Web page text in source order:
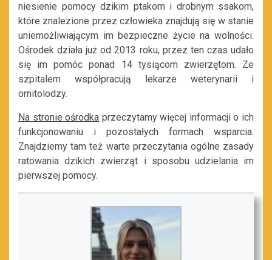
niesienie pomocy dzikim ptakom i drobnym ssakom,
które znalezione przez człowieka znajdują się w stanie
uniemożliwiającym im bezpieczne życie na wolności.
Ośrodek działa już od 2013 roku, przez ten czas udało
się im pomóc ponad 14 tysiącom zwierzętom. Ze
szpitalem współpracują lekarze weterynarii i
ornitolodzy.
Na stronie ośrodka przeczytamy więcej informacji o ich
funkcjonowaniu i pozostałych formach wsparcia.
Znajdziemy tam też warte przeczytania ogólne zasady
ratowania dzikich zwierząt i sposobu udzielania im
pierwszej pomocy.